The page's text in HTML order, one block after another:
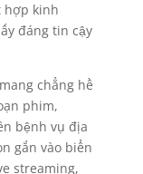
hợp kinh
đáng tin cậy
chẳng hề
phim,
bệnh vụ địa
gắn vào biển
streaming,